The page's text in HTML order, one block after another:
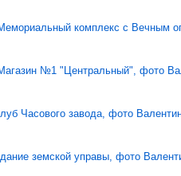
комплекс с Вечным
№1 "Центральный", фото
Часового завода, фото
земской управы, фото